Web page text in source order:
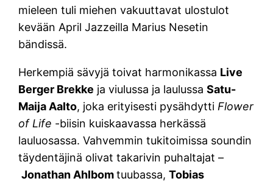
mieleen tuli miehen vakuuttavat ulostulot
kevään April Jazzeilla Marius Nesetin
bändissä.
Herkempiä sävyjä toivat harmonikassa Live
Berger Brekke ja viulussa ja laulussaSatu-
Maija Aalto, joka erityisesti pysähdytti Flower
of Life -biisin kuiskaavassa herkässä
lauluosassa. Vahvemmin tukitoimissa soundin
täydentäjinä olivat takarivin puhaltajat –
Jonathan Ahlbomtuubassa,Tobias